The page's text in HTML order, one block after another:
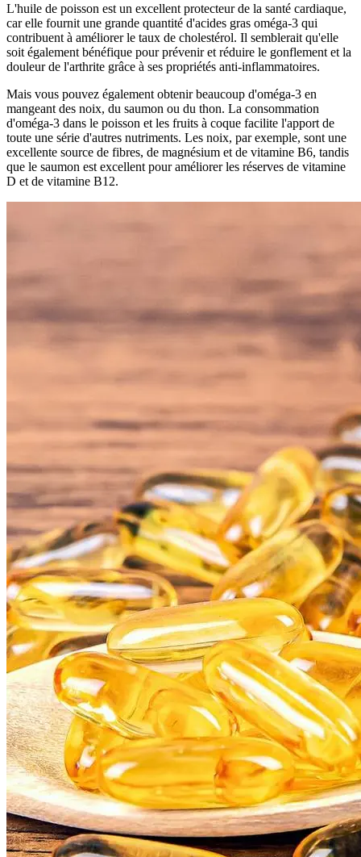
L'huile de poisson est un excellent protecteur de la santé cardiaque,
car elle fournit une grande quantité d'acides gras oméga-3 qui
contribuent à améliorer le taux de cholestérol. Il semblerait qu'elle
soit également bénéfique pour prévenir et réduire le gonflement et la
douleur de l'arthrite grâce à ses propriétés anti-inflammatoires.
Mais vous pouvez également obtenir beaucoup d'oméga-3 en
mangeant des noix, du saumon ou du thon. La consommation
d'oméga-3 dans le poisson et les fruits à coque facilite l'apport de
toute une série d'autres nutriments. Les noix, par exemple, sont une
excellente source de fibres, de magnésium et de vitamine B6, tandis
que le saumon est excellent pour améliorer les réserves de vitamine
D et de vitamine B12.